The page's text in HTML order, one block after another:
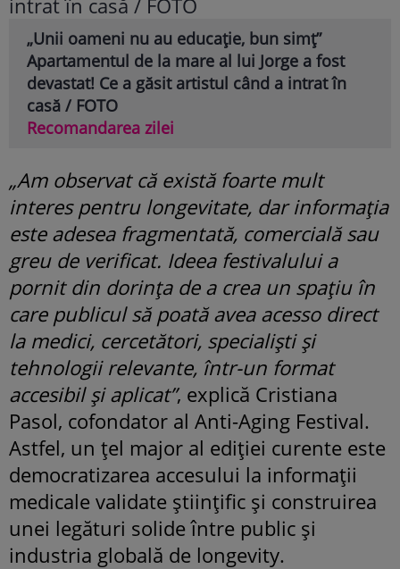
„Unii oameni nu au educație, bun simț”
Apartamentul de la mare al lui Jorge a fost
devastat! Ce a găsit artistul când a intrat în
casă / FOTO
Recomandarea zilei
„Am observat că există foarte mult
interes pentru longevitate, dar informația
este adesea fragmentată, comercială sau
greu de verificat. Ideea festivalului a
pornit din dorința de a crea un spațiu în
care publicul să poată avea acesso direct
la medici, cercetători, specialiști și
tehnologii relevante, într-un format
accesibil și aplicat”, explică Cristiana
Pasol, cofondator al Anti-Aging Festival.
Astfel, un țel major al ediției curente este
democratizarea accesului la informații
medicale validate științific și construirea
unei legături solide între public și
industria globală de longevity.